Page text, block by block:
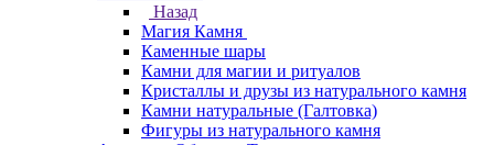
Назад
Магия Камня
Каменные шары
Камни для магии и ритуалов
Кристаллы и друзы из натурального камня
Камни натуральные (Галтовка)
Фигуры из натурального камня